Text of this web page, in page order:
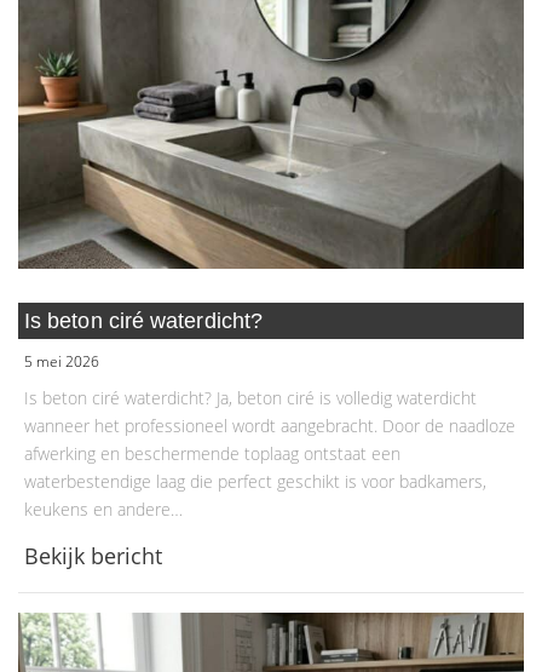
Is beton ciré waterdicht?
5 mei 2026
Is beton ciré waterdicht? Ja, beton ciré is volledig waterdicht
wanneer het professioneel wordt aangebracht. Door de naadloze
afwerking en beschermende toplaag ontstaat een
waterbestendige laag die perfect geschikt is voor badkamers,
keukens en andere…
Bekijk bericht